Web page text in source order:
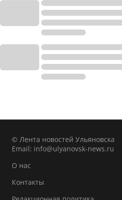
© Лента новостей Ульяновска
Email: info@ulyanovsk-news.ru
О нас
Контакты